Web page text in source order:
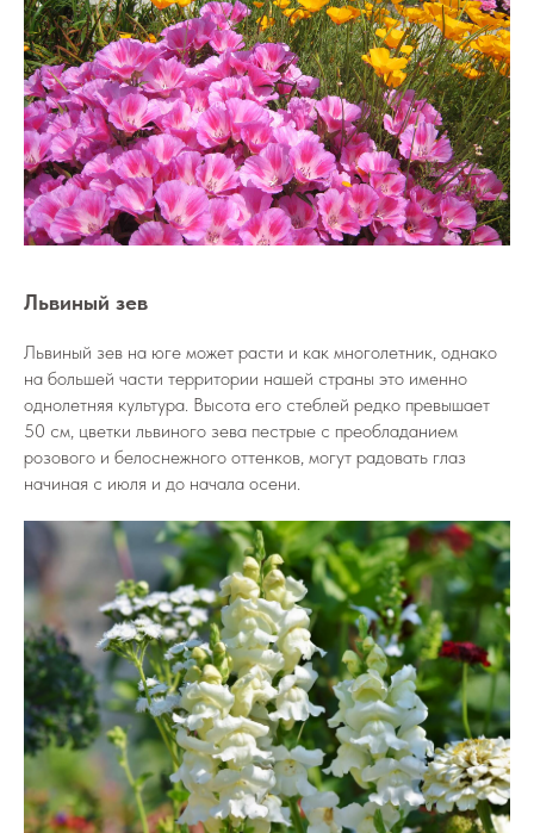
Львиный зев
Львиный зев на юге может расти и как многолетник, однако
на большей части территории нашей страны это именно
однолетняя культура. Высота его стеблей редко превышает
50 см, цветки львиного зева пестрые с преобладанием
розового и белоснежного оттенков, могут радовать глаз
начиная с июля и до начала осени.